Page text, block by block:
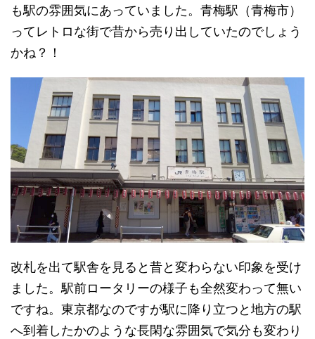
も駅の雰囲気にあっていました。青梅駅（青梅市）
ってレトロな街で昔から売り出していたのでしょう
かね？！
改札を出て駅舎を見ると昔と変わらない印象を受け
ました。駅前ロータリーの様子も全然変わって無い
ですね。東京都なのですが駅に降り立つと地方の駅
へ到着したかのような長閑な雰囲気で気分も変わり